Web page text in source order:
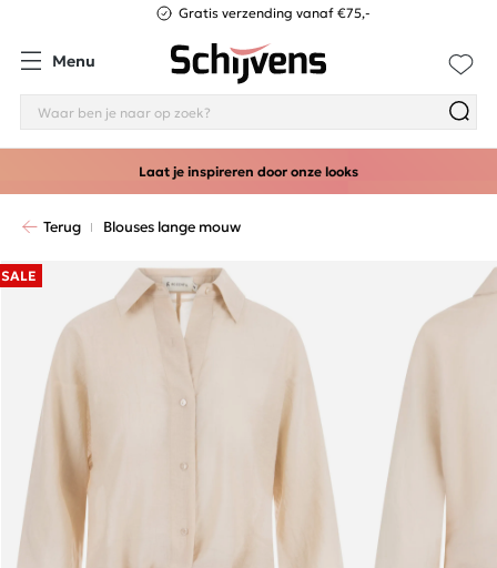
Gratis verzending vanaf €75,-
Menu
Laat je inspireren door onze looks
Terug Blouses lange mouw
SALE